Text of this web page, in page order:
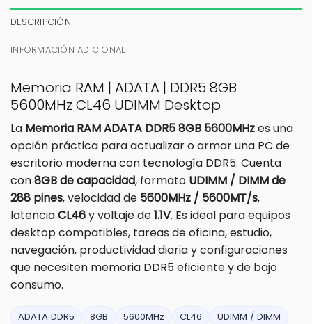
DESCRIPCIÓN
INFORMACIÓN ADICIONAL
Memoria RAM | ADATA | DDR5 8GB
5600MHz CL46 UDIMM Desktop
La Memoria RAM ADATA DDR5 8GB 5600MHzes una
opción práctica para actualizar o armar una PC de
escritorio moderna con tecnología DDR5. Cuenta
con8GB de capacidad, formato UDIMM / DIMM de
288 pines, velocidad de 5600MHz / 5600MT/s,
latenciaCL46y voltaje de1.1V. Es ideal para equipos
desktop compatibles, tareas de oficina, estudio,
navegación, productividad diaria y configuraciones
que necesiten memoria DDR5 eficiente y de bajo
consumo.
ADATA DDR5 8GB 5600MHz CL46
UDIMM / DIMM